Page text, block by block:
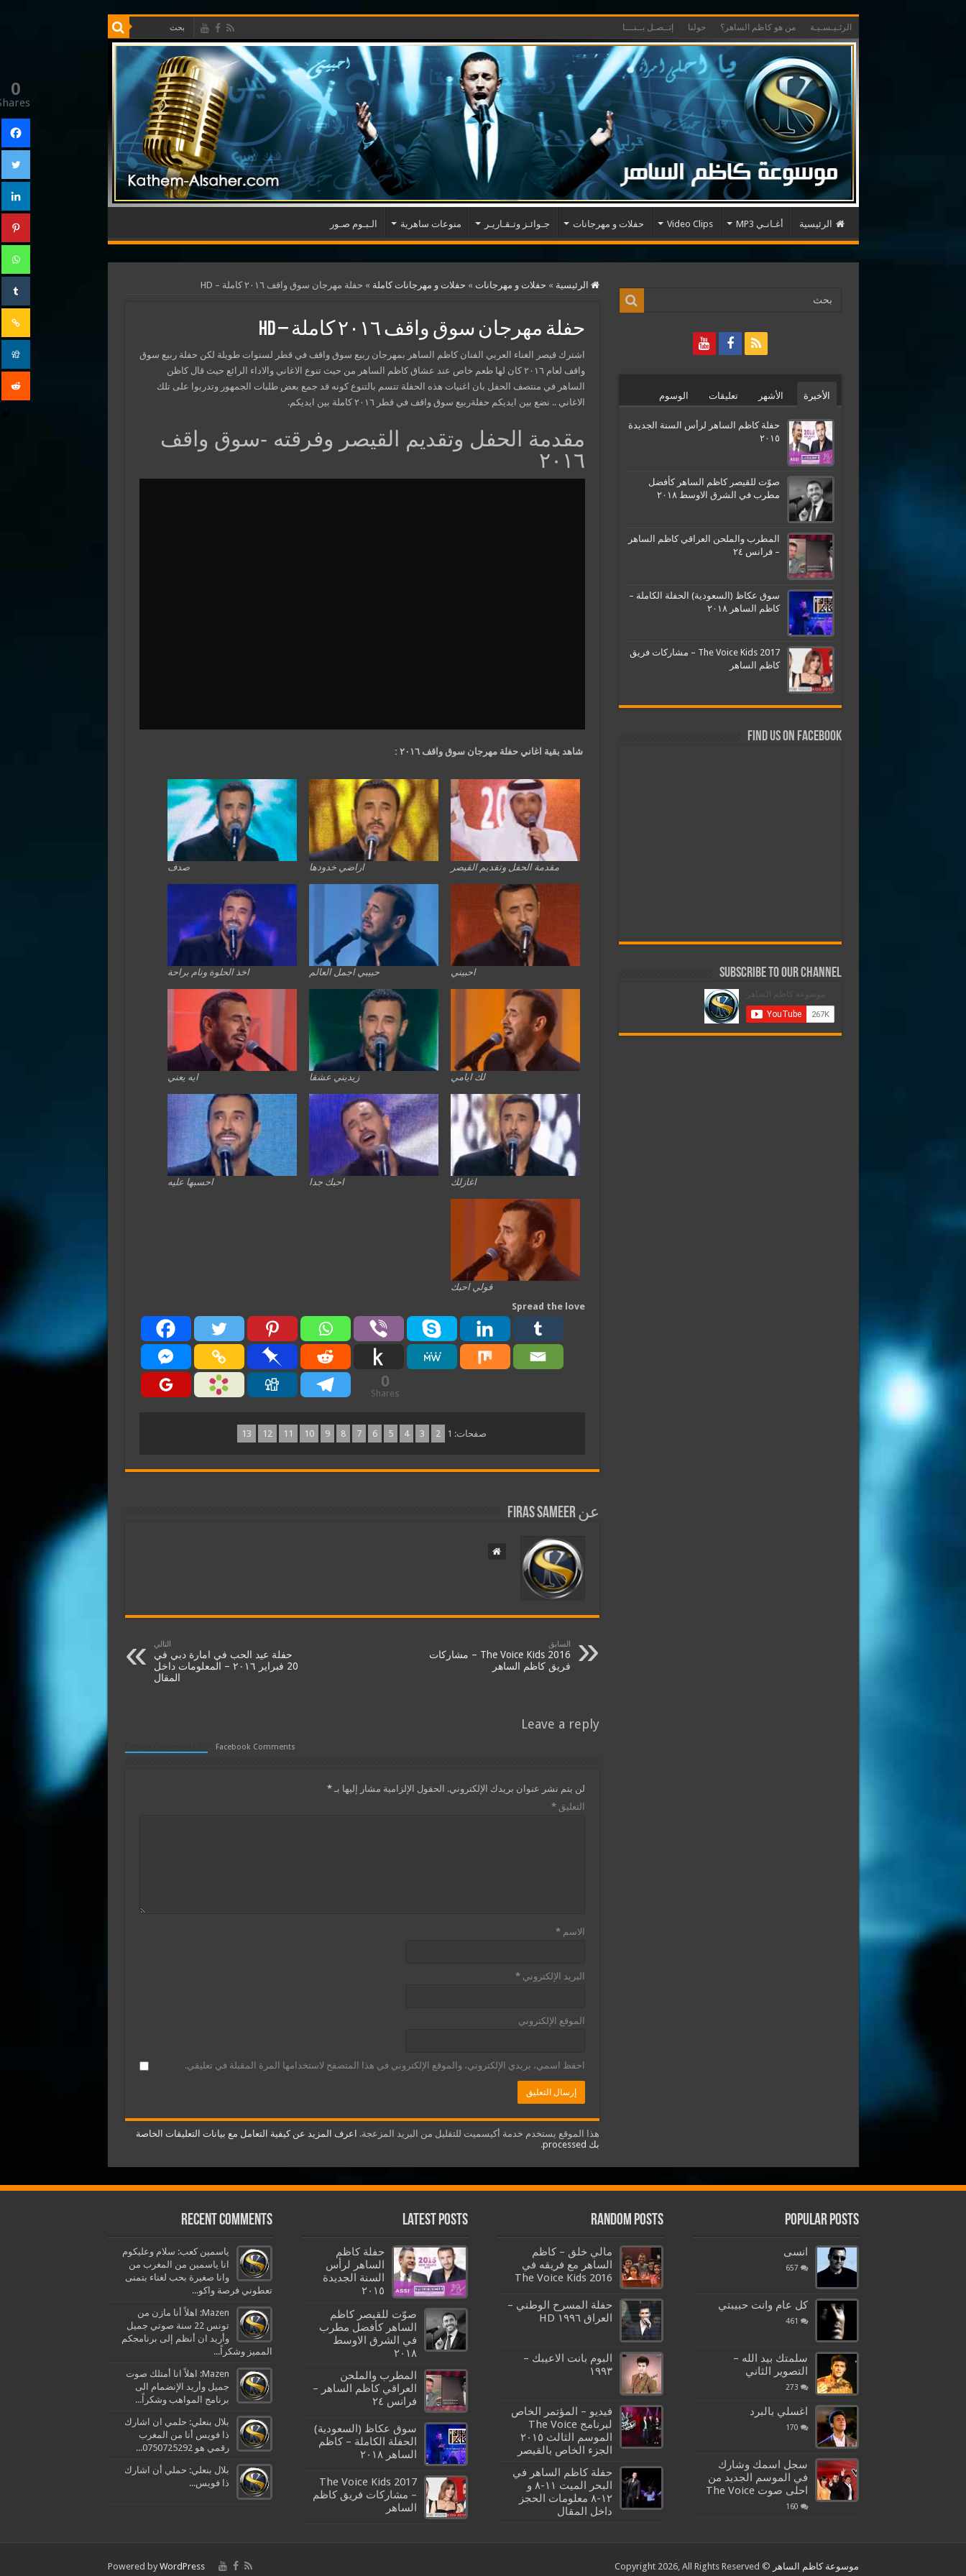
الرئـيـسـيـة من هو كاظم الساهر؟ حولنا إتــصـل بــنـــا
الرئيسية أغـانـي MP3 Video Clips حفلات و مهرجانات جـوائـز وتـقـاريـر منوعات ساهرية الـبـوم صـور
الرئيسية » حفلات و مهرجانات » حفلات و مهرجانات كاملة » حفلة مهرجان سوق واقف ٢٠١٦ كاملة – HD
حفلة مهرجان سوق واقف ٢٠١٦ كاملة – HD
اشترك قيصر الغناء العربي الفنان كاظم الساهر بمهرجان ربيع سوق واقف في قطر لسنوات طويلة لكن حفلة ربيع سوق
واقف لعام ٢٠١٦ كان لها طعم خاص عند عشاق كاظم الساهر من حيث تنوع الاغاني والاداء الرائع حيث قال كاظن
الساهر في منتصف الحفل بان اغنيات هذه الحفلة تتسم بالتنوع كونه قد جمع بعض طلبات الجمهور وتدربوا على تلك
الاغاني .. نضع بين ايديكم حفلةربيع سوق واقف في قطر ٢٠١٦ كاملة بين ايديكم.
مقدمة الحفل وتقديم القيصر وفرقته -سوق واقف
٢٠١٦
شاهد بقية اغاني حفلة مهرجان سوق واقف ٢٠١٦ :
مقدمة الحفل وتقديم القيصر اراضي خدودها صدف
احبيني حبيبي اجمل العالم اخذ الحلوة ونام براحة
لك ايامي زيديني عشقا ايه يعني
اغازلك احبك جدا احسبها عليه
قولي احبك
Spread the love
0
Shares
0
صفحات: 1
2
3
4
5
6
7
8
9
10
11
12
13
عن Firas Sameer
السابق
The Voice Kids 2016 – مشاركات
فريق كاظم الساهر
التالي
حفلة عيد الحب في امارة دبي في
20 فبراير ٢٠١٦ – المعلومات داخل
المقال
Leave a reply
Facebook Comments
لن يتم نشر عنوان بريدك الإلكتروني. الحقول الإلزامية مشار إليها بـ*
التعليق*
الاسم*
البريد الإلكتروني*
الموقع الإلكتروني
احفظ اسمي، بريدي الإلكتروني، والموقع الإلكتروني في هذا المتصفح لاستخدامها المرة المقبلة في تعليقي.
هذا الموقع يستخدم خدمة أكيسميت للتقليل من البريد المزعجة. اعرف المزيد عن كيفية التعامل مع بيانات التعليقات الخاصة
بك processed
.
الأخيرة الأشهر تعليقات الوسوم
حفلة كاظم الساهر لرأس السنة الجديدة
٢٠١٥
صوّت للقيصر كاظم الساهر كأفضل
مطرب في الشرق الاوسط ٢٠١٨
المطرب والملحن العراقي كاظم الساهر
– فرانس ٢٤
سوق عكاظ (السعودية) الحفلة الكاملة –
كاظم الساهر ٢٠١٨
The Voice Kids 2017 – مشاركات فريق
كاظم الساهر
Find us on Facebook
Subscribe to our Channel
Popular Posts
انسى
657
كل عام وانت حبيبتي
461
سلمتك بيد الله –
التصوير الثاني
273
اغسلي بالبرد
170
سجل اسمك وشارك
في الموسم الجديد من
احلى صوت The Voice
160
Random Posts
مالي خلق – كاظم
الساهر مع فريقه في
The Voice Kids 2016
حفلة المسرح الوطني –
العراق ١٩٩٦ HD
البوم بانت الاعيبك –
١٩٩٣
فيديو – المؤتمر الخاص
لبرنامج The Voice
الموسم الثالث ٢٠١٥
الجزء الخاص بالقيصر
حفلة كاظم الساهر في
البحر الميت ١١-٨ و
١٢-٨ معلومات الحجز
داخل المقال
Latest Posts
حفلة كاظم
الساهر لرأس
السنة الجديدة
٢٠١٥
صوّت للقيصر كاظم
الساهر كأفضل مطرب
في الشرق الاوسط
٢٠١٨
المطرب والملحن
العراقي كاظم الساهر –
فرانس ٢٤
سوق عكاظ (السعودية)
الحفلة الكاملة – كاظم
الساهر ٢٠١٨
The Voice Kids 2017
– مشاركات فريق كاظم
الساهر
Recent Comments
ياسمين كعب: سلام وعليكوم
انا ياسمين من المغرب من
وانا صغيرة بحب لغناء بتمنى
تعطوني فرصة واكو...
Mazen: اهلاً أنا مازن من
تونس 22 سنة صوتي جميل
وأريد ان أنظم إلى برنامجكم
المميز وشكراً...
Mazen: اهلاً انا أمتلك صوت
جميل وأريد الإنضمام الى
برنامج المواهب وشكراً...
بلال بنعلي: حلمي ان اشارك
ذا فويس أنا من المغرب
رقمي هو 0750725292...
بلال بنعلي: حملي أن اشارك
ذا فويس...
Powered by WordPress موسوعة كاظم الساهر © Copyright 2026, All Rights Reserved